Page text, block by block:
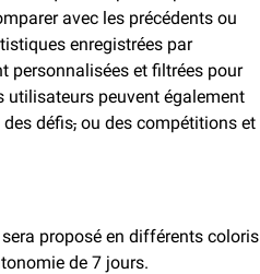
avec les précédents ou
enregistrées par
personnalisées et filtrées pour
utilisateurs peuvent également
défis, ou des compétitions et
proposé en différents coloris
de 7 jours.